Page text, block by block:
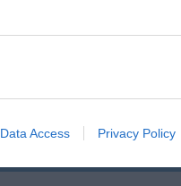
Data Access Privacy Policy